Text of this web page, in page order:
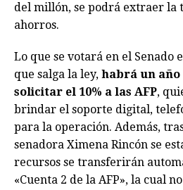
del millón, se podrá extraer la
ahorros.
Lo que se votará en el Senado
que salga la ley, habrá un
solicitar el 10% a las AFP,
brindar el soporte digital,
para la operación. Además,
senadora Ximena Rincón se
recursos se transferirán
«Cuenta 2 de la AFP», la cual